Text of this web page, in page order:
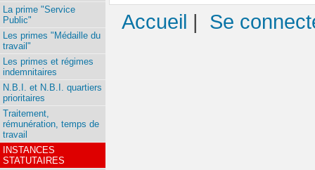
La prime "Service
Public"
Les primes "Médaille du
travail"
Les primes et régimes
indemnitaires
N.B.I. et N.B.I. quartiers
prioritaires
Traitement,
rémunération, temps de
travail
INSTANCES
STATUTAIRES
Accueil | Se